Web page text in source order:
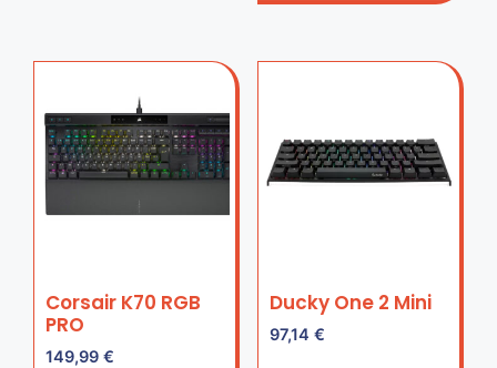
Corsair K70 RGB
PRO
149,99 €
Ducky One 2 Mini
97,14 €